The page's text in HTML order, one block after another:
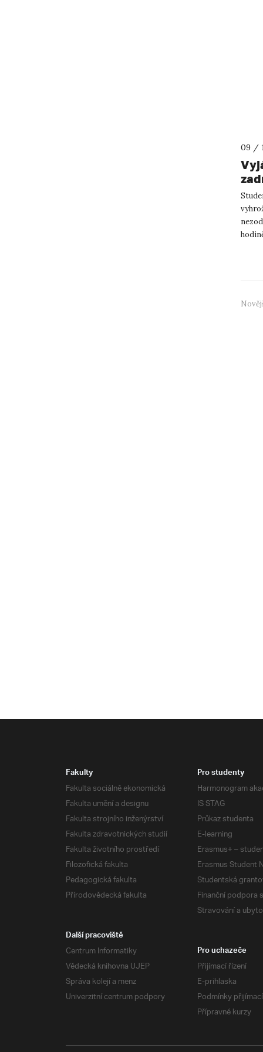
09 /
Fakulty
Fakulta sociálně ekonomická
Fakulta umění a designu
Fakulta strojního inženýrství
Fakulta zdravotnických studií
Fakulta životního prostředí
Filozofická fakulta
Pedagogická fakulta
Přírodovědecká fakulta
Pro studenty
Harmonogram
IS STAG
Průkaz studenta
E-learning
Erasmus+ –
Erasmus Student
Studentská
Finanční podpora
Stravování a
Další pracoviště
Centrum Informatiky
Vědecká knihovna UJEP
Správa kolejí a menz
Univerzitní centrum podpory
Pro uchazeče
Přijímací řízení
E-prihlaska
Podmínky
Přípravné kurzy